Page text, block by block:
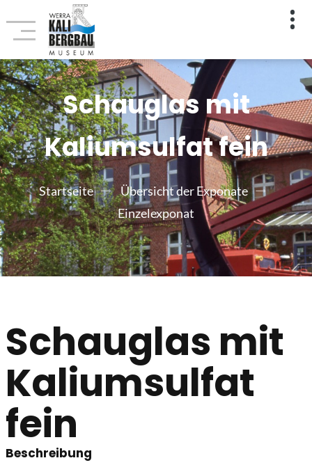
Schauglas mit
Kaliumsulfat fein
Startseite
Übersicht der Exponate
Einzelexponat
Schauglas mit
Kaliumsulfat
fein
Beschreibung